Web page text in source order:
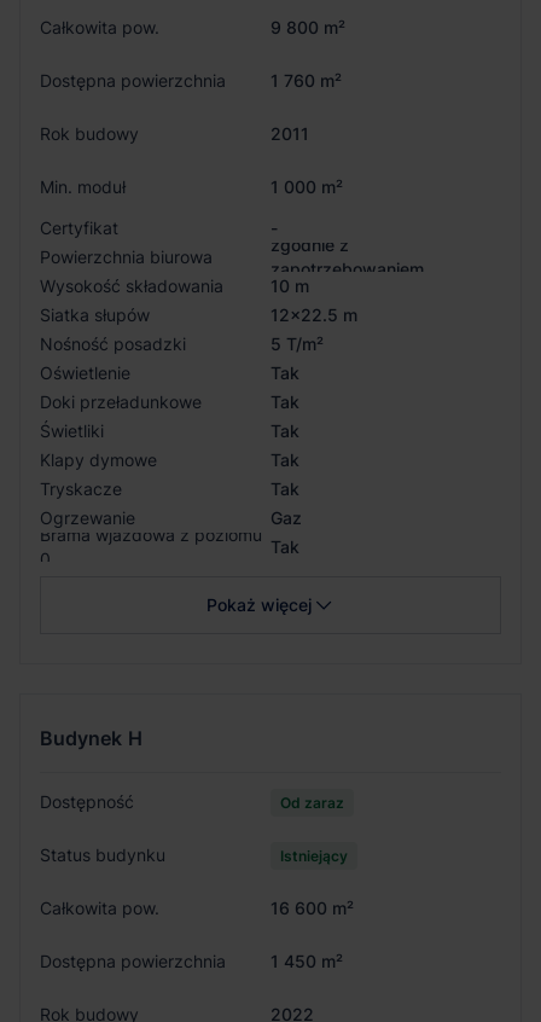
Całkowita pow. 9 800 m²
Dostępna powierzchnia 1 760 m²
Rok budowy 2011
Min. moduł
1 000 m²
Certyfikat
-
Powierzchnia biurowa
zgodnie z
zapotrzebowaniem
Wysokość składowania
10 m
Siatka słupów
12x22.5 m
Nośność posadzki
5 T/m²
Oświetlenie
Tak
Doki przeładunkowe
Tak
Świetliki
Tak
Klapy dymowe
Tak
Tryskacze
Tak
Ogrzewanie
Gaz
Brama wjazdowa z poziomu
0
Tak
Pokaż więcej
Budynek H
Dostępność Od zaraz
Status budynku Istniejący
Całkowita pow. 16 600 m²
Dostępna powierzchnia 1 450 m²
Rok budowy 2022